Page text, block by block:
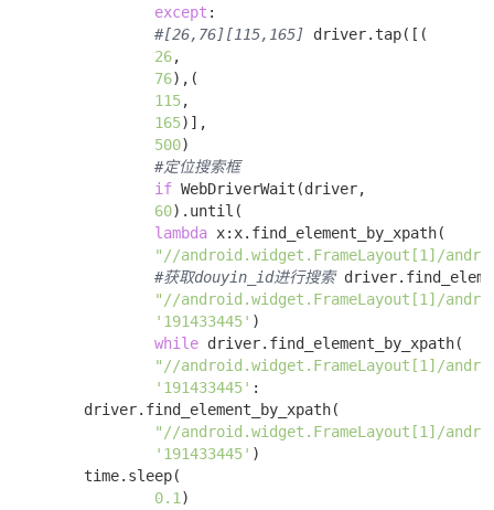
except :
#[26,76][115,165] driver.tap([(
26,
76),(
115,
165)],
500)
#定位搜索框
if WebDriverWait(driver,
60).until(
lambda x:x.find_element_by_xpath(
"//android.widget.FrameLayout[1]/
#获取douyin_id进行搜索
"//android.widget.FrameLayout[1]/
'191433445' )
while driver.find_element_by_xpath(
"//android.widget.FrameLayout[1]/
'191433445' :
        driver.find_element_by_xpath(
"//android.widget.FrameLayout[1]/
'191433445' )
        time.sleep(
0.1 )